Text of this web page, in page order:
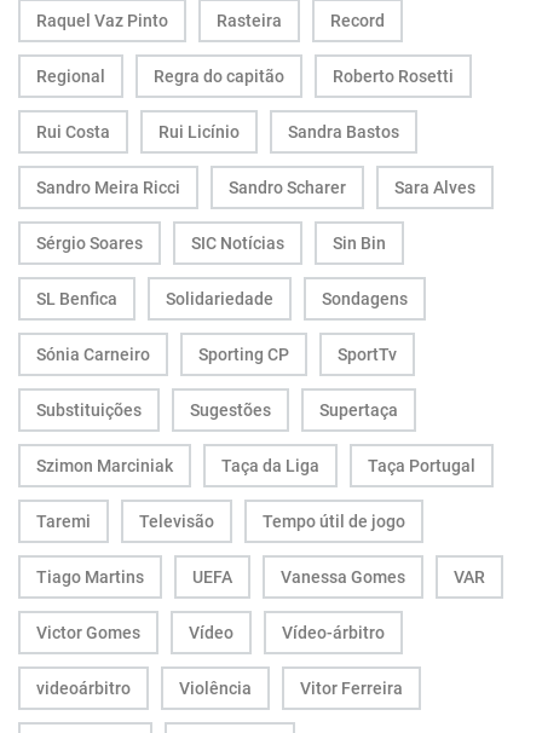
Raquel Vaz Pinto Rasteira Record
Regional Regra do capitão Roberto Rosetti
Rui Costa Rui Licínio Sandra Bastos
Sandro Meira Ricci Sandro Scharer Sara Alves
Sérgio Soares SIC Notícias Sin Bin
SL Benfica Solidariedade Sondagens
Sónia Carneiro Sporting CP SportTv
Substituições Sugestões Supertaça
Szimon Marciniak Taça da Liga Taça Portugal
Taremi Televisão Tempo útil de jogo
Tiago Martins UEFA Vanessa Gomes VAR
Victor Gomes Vídeo Vídeo-árbitro
videoárbitro Violência Vitor Ferreira